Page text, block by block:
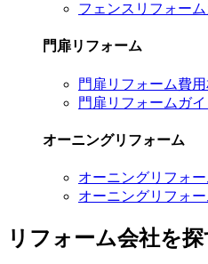
フェンスリフォー
門扉リフォーム
門扉リフォーム費
門扉リフォームガイ
オーニングリフォーム
オーニングリフォ
オーニングリフォ
リフォーム会社を